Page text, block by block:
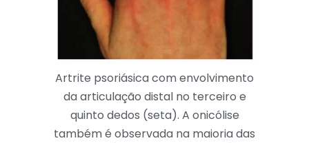
Artrite psoriásica com envolvimento
da articulação distal no terceiro e
quinto dedos (seta). A onicólise
também é observada na maioria das